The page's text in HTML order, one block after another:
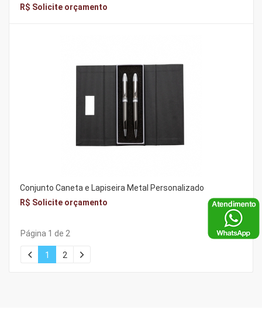
R$ Solicite orçamento
Conjunto Caneta e Lapiseira Metal Personalizado
R$ Solicite orçamento
Página 1 de 2
1 2